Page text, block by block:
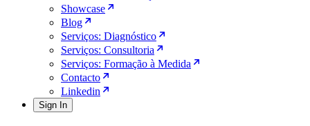
Showcase
Blog
Serviços: Diagnóstico
Serviços: Consultoria
Serviços: Formação à Medida
Contacto
Linkedin
Sign In